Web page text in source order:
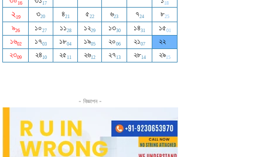
- বিজ্ঞাপন -